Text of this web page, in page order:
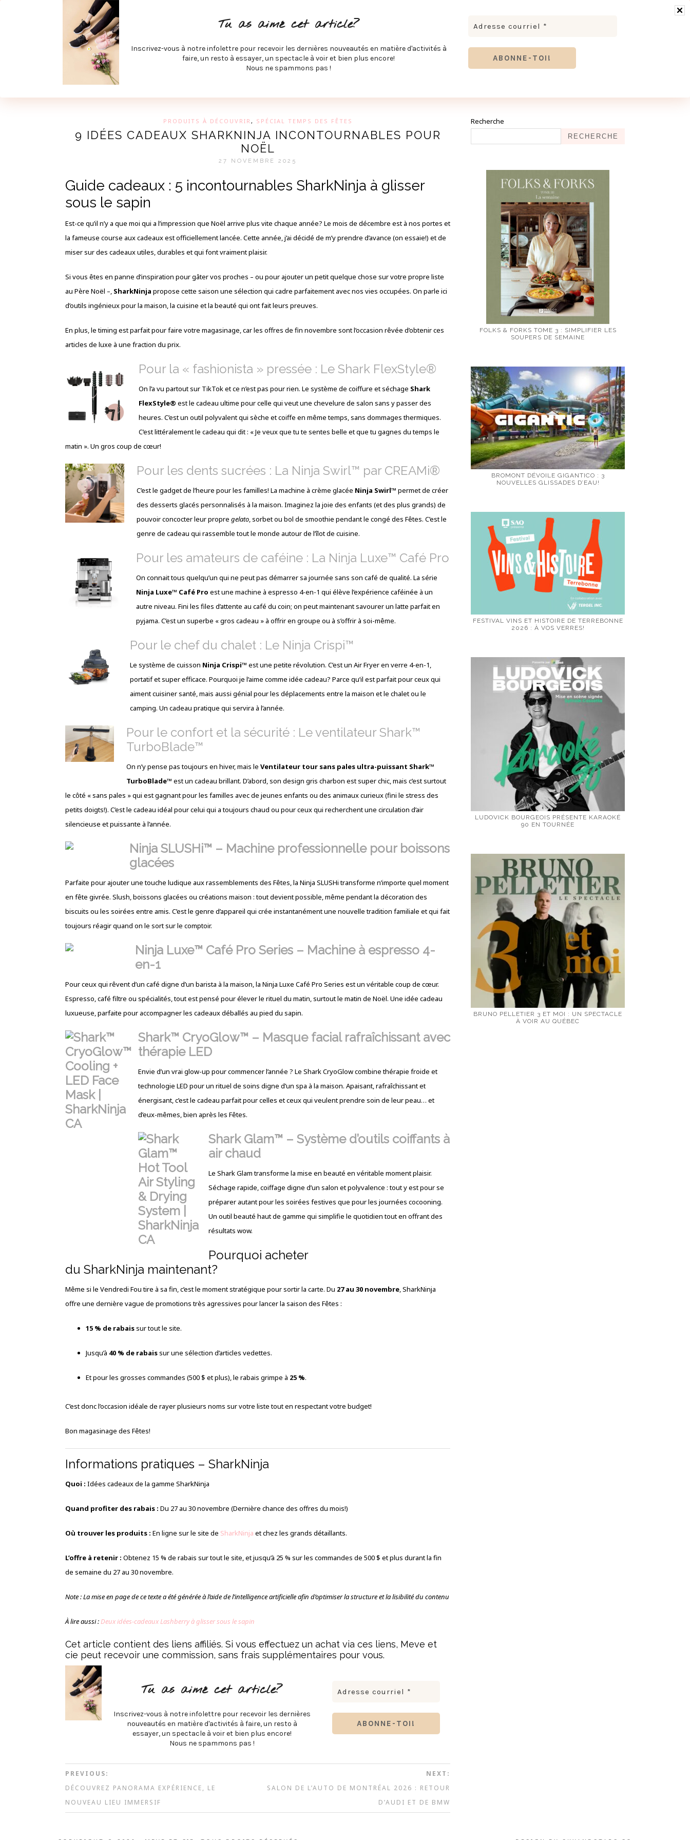
SPÉCIAL RENTRÉE
LECTURE ET FILMS PRODUITS À DÉCOUVRIR
JOINDRE MEVE ET CIE | COLLABORATIONS & MÉDIAS MEVE ET CIE
PRODUITS À DÉCOUVRIR , SPÉCIAL TEMPS DES FÊTES
9 IDÉES CADEAUX SHARKNINJA INCONTOURNABLES POUR
NOËL
27 NOVEMBRE 2025
Guide cadeaux : 5 incontournables SharkNinja à glisser
sous le sapin
Est-ce qu’il n’y a que moi qui a l’impression que Noël arrive plus vite chaque année? Le mois de décembre est à nos portes et
la fameuse course aux cadeaux est officiellement lancée. Cette année, j’ai décidé de m’y prendre d’avance (on essaie!) et de
miser sur des cadeaux utiles, durables et qui font vraiment plaisir.
Si vous êtes en panne d’inspiration pour gâter vos proches – ou pour ajouter un petit quelque chose sur votre propre liste
au Père Noël –, SharkNinja propose cette saison une sélection qui cadre parfaitement avec nos vies occupées. On parle ici
d’outils ingénieux pour la maison, la cuisine et la beauté qui ont fait leurs preuves.
En plus, le timing est parfait pour faire votre magasinage, car les offres de fin novembre sont l’occasion rêvée d’obtenir ces
articles de luxe à une fraction du prix.
Pour la « fashionista » pressée : Le Shark FlexStyle®
On l’a vu partout sur TikTok et ce n’est pas pour rien. Le système de coiffure et séchage Shark
FlexStyle® est le cadeau ultime pour celle qui veut une chevelure de salon sans y passer des
heures. C’est un outil polyvalent qui sèche et coiffe en même temps, sans dommages thermiques.
C’est littéralement le cadeau qui dit : « Je veux que tu te sentes belle et que tu gagnes du temps le
matin ». Un gros coup de cœur!
Pour les dents sucrées : La Ninja Swirl™ par CREAMi®
C’est le gadget de l’heure pour les familles! La machine à crème glacée Ninja Swirl™ permet de créer
des desserts glacés personnalisés à la maison. Imaginez la joie des enfants (et des plus grands) de
pouvoir concocter leur propre gelato, sorbet ou bol de smoothie pendant le congé des Fêtes. C’est le
genre de cadeau qui rassemble tout le monde autour de l’îlot de cuisine.
Pour les amateurs de caféine : La Ninja Luxe™ Café Pro
On connait tous quelqu’un qui ne peut pas démarrer sa journée sans son café de qualité. La série
Ninja Luxe™ Café Pro est une machine à espresso 4-en-1 qui élève l’expérience caféinée à un
autre niveau. Fini les files d’attente au café du coin; on peut maintenant savourer un latte parfait en
pyjama. C’est un superbe « gros cadeau » à offrir en groupe ou à s’offrir à soi-même.
Pour le chef du chalet : Le Ninja Crispi™
Le système de cuisson Ninja Crispi™ est une petite révolution. C’est un Air Fryer en verre 4-en-1,
portatif et super efficace. Pourquoi je l’aime comme idée cadeau? Parce qu’il est parfait pour ceux qui
aiment cuisiner santé, mais aussi génial pour les déplacements entre la maison et le chalet ou le
camping. Un cadeau pratique qui servira à l’année.
Pour le confort et la sécurité : Le ventilateur Shark™
TurboBlade™
On n’y pense pas toujours en hiver, mais le Ventilateur tour sans pales ultra-puissant Shark™
TurboBlade™ est un cadeau brillant. D’abord, son design gris charbon est super chic, mais c’est surtout
le côté « sans pales » qui est gagnant pour les familles avec de jeunes enfants ou des animaux curieux (fini le stress des
petits doigts!). C’est le cadeau idéal pour celui qui a toujours chaud ou pour ceux qui recherchent une circulation d’air
silencieuse et puissante à l’année.
Ninja SLUSHi™ – Machine professionnelle pour boissons
glacées
Parfaite pour ajouter une touche ludique aux rassemblements des Fêtes, la Ninja SLUSHi transforme n’importe quel moment
en fête givrée. Slush, boissons glacées ou créations maison : tout devient possible, même pendant la décoration des
biscuits ou les soirées entre amis. C’est le genre d’appareil qui crée instantanément une nouvelle tradition familiale et qui fait
toujours réagir quand on le sort sur le comptoir.
Ninja Luxe™ Café Pro Series – Machine à espresso 4-
en-1
Pour ceux qui rêvent d’un café digne d’un barista à la maison, la Ninja Luxe Café Pro Series est un véritable coup de cœur.
Espresso, café filtre ou spécialités, tout est pensé pour élever le rituel du matin, surtout le matin de Noël. Une idée cadeau
luxueuse, parfaite pour accompagner les cadeaux déballés au pied du sapin.
Shark™ CryoGlow™ – Masque facial rafraîchissant avec
thérapie LED
Envie d’un vrai glow-up pour commencer l’année ? Le Shark CryoGlow combine thérapie froide et
technologie LED pour un rituel de soins digne d’un spa à la maison. Apaisant, rafraîchissant et
énergisant, c’est le cadeau parfait pour celles et ceux qui veulent prendre soin de leur peau… et
d’eux-mêmes, bien après les Fêtes.
Shark Glam™ – Système d’outils coiffants à
air chaud
Le Shark Glam transforme la mise en beauté en véritable moment plaisir.
Séchage rapide, coiffage digne d’un salon et polyvalence : tout y est pour se
préparer autant pour les soirées festives que pour les journées cocooning.
Un outil beauté haut de gamme qui simplifie le quotidien tout en offrant des
résultats wow.
Pourquoi acheter
du SharkNinja maintenant?
Même si le Vendredi Fou tire à sa fin, c’est le moment stratégique pour sortir la carte. Du 27 au 30 novembre, SharkNinja
offre une dernière vague de promotions très agressives pour lancer la saison des Fêtes :
15 % de rabaissur tout le site.
Jusqu’à 40 % de rabaissur une sélection d’articles vedettes.
Et pour les grosses commandes (500 $ et plus), le rabais grimpe à 25 %.
C’est donc l’occasion idéale de rayer plusieurs noms sur votre liste tout en respectant votre budget!
Bon magasinage des Fêtes!
Informations pratiques – SharkNinja
Quoi : Idées cadeaux de la gamme SharkNinja
Quand profiter des rabais : Du 27 au 30 novembre (Dernière chance des offres du mois!)
Où trouver les produits : En ligne sur le site de SharkNinja et chez les grands détaillants.
L’offre à retenir : Obtenez 15 % de rabais sur tout le site, et jusqu’à 25 % sur les commandes de 500 $ et plus durant la fin
de semaine du 27 au 30 novembre.
Note : La mise en page de ce texte a été générée à l’aide de l’intelligence artificielle afin d’optimiser la structure et la lisibilité du contenu
À lire aussi :Deux idées-cadeaux Lashberry à glisser sous le sapin
Cet article contient des liens affiliés. Si vous effectuez un achat via ces liens, Meve et
cie peut recevoir une commission, sans frais supplémentaires pour vous.
Tu as aimé cet article?
Inscrivez-vous à notre infolettre pour recevoir les dernières
nouveautés en matière d'activités à faire, un resto à
essayer, un spectacle à voir et bien plus encore!
Nous ne spammons pas !
Tu as aimé cet article?
Inscrivez-vous à notre infolettre pour recevoir les dernières nouveautés en matière d'activités à
faire, un resto à essayer, un spectacle à voir et bien plus encore!
Nous ne spammons pas !
PREVIOUS:
DÉCOUVREZ PANORAMA EXPÉRIENCE, LE
NOUVEAU LIEU IMMERSIF
NEXT:
SALON DE L’AUTO DE MONTRÉAL 2026 : RETOUR
D’AUDI ET DE BMW
Recherche
RECHERCHE
FOLKS & FORKS TOME 3 : SIMPLIFIER LES
SOUPERS DE SEMAINE
BROMONT DÉVOILE GIGANTICO : 3
NOUVELLES GLISSADES D’EAU!
FESTIVAL VINS ET HISTOIRE DE TERREBONNE
2026 : À VOS VERRES!
LUDOVICK BOURGEOIS PRÉSENTE KARAOKÉ
90 EN TOURNÉE
BRUNO PELLETIER 3 ET MOI : UN SPECTACLE
À VOIR AU QUÉBEC